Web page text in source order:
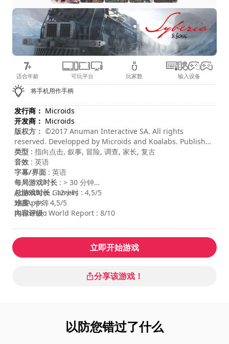
适合年龄 可玩平台 玩家数 输入设备
将手机用作手柄
发行商： Microids
开发商： Microids
版权方： ©2017 Anuman Interactive SA. All rights
reserved. Developped by Microïds and Koalabs. Published
by Anuman Interactive SA. Author and Artistic Director :
Benoit Sokal. Microïds is a trademark of Anuman
Interactive SA. All rights reserved.
类型 : 指向点击, 叙事, 冒险, 调查, 家长, 复古
音效 : 英语
字幕/界面 : 英语
每局游戏时长 : > 30 分钟
总游戏时长 : 12小时
难度: 中等
内容评级:
Adventure Gamers : 4,5/5
148Apps : 4,5/5
Nintendo World Report : 8/10
立即开始游戏
分享该游戏！
以防您错过了什么